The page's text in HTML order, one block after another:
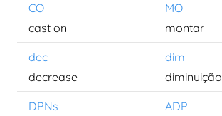
CO
MO
cast on
montar
dec
dim
decrease
diminuição
DPNs ADP